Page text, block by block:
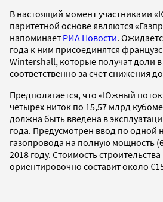
В настоящий момент участниками
паритетной основе являются
напоминает РИА Новости.
года к ним присоединятся
Wintershall, которые получат доли в
соответственно за счет снижения
Предполагается, что «Южный
четырех ниток по 15,57 млрд
должна быть введена в
года. Предусмотрен ввод по одной
газопровода на полную мощность
2018 году. Стоимость
ориентировочно составит около